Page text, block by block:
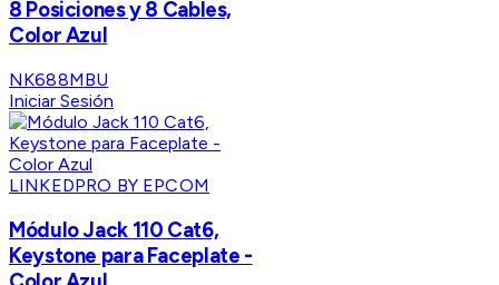
8 Posiciones y 8 Cables,
Color Azul
NK688MBU
Iniciar Sesión
LINKEDPRO BY EPCOM
Módulo Jack 110 Cat6,
Keystone para Faceplate -